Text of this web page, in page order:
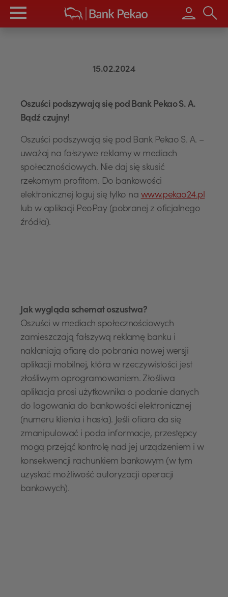
Wpisz
15.02.2024
Oszuści podszywają się pod Bank Pekao S. A.
Bądź czujny!
Oszuści podszywają się pod Bank Pekao S. A. –
uważaj na fałszywe reklamy w mediach
społecznościowych. Nie daj się skusić
rzekomym profitom. Do bankowości
elektronicznej loguj się tylko na www.pekao24.pl
lub w aplikacji PeoPay (pobranej z oficjalnego
źródła).
Jak wygląda schemat oszustwa?
Oszuści w mediach społecznościowych
zamieszczają fałszywą reklamę banku i
nakłaniają ofiarę do pobrania nowej wersji
aplikacji mobilnej, która w rzeczywistości jest
złośliwym oprogramowaniem. Złośliwa
aplikacja prosi użytkownika o podanie danych
do logowania do bankowości elektronicznej
(numeru klienta i hasła). Jeśli ofiara da się
zmanipulować i poda informacje, przestępcy
mogą przejąć kontrolę nad jej urządzeniem i w
konsekwencji rachunkiem bankowym (w tym
uzyskać możliwość autoryzacji operacji
bankowych).